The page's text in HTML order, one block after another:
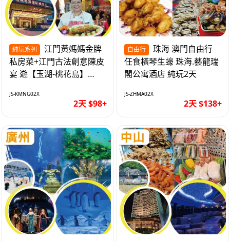
純玩系列
私房菜+江門古法創意陳皮
宴 遊【玉湖-桃花島】
純玩2天
JS-KMNG02X
2天 $98+
自由行
任食橫琴生蠔 珠海.藝龍瑞
閣公寓酒店 純玩2天
JS-ZHMA02X
2天 $138+